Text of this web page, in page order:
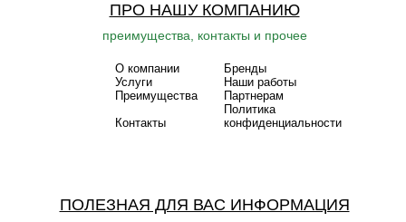
ПРО НАШУ КОМПАНИЮ
преимущества, контакты и прочее
О компании
Бренды
Услуги
Наши работы
Преимущества
Партнерам
Контакты
Политика
конфиденциальности
ПОЛЕЗНАЯ ДЛЯ ВАС ИНФОРМАЦИЯ